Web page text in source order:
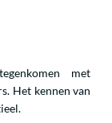
met
Het kennen van